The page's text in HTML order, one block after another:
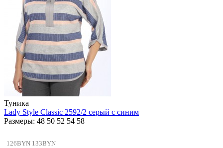
Туника
Lady Style Classic 2592/2 серый с синим
Размеры: 48 50 52 54 58
126BYN 133BYN